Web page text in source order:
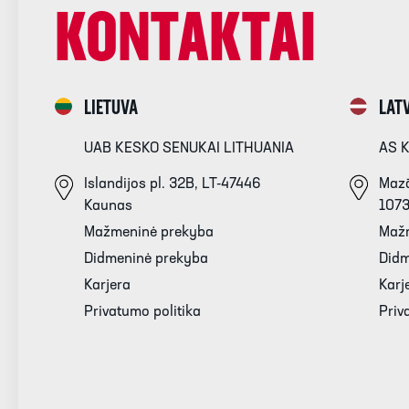
KONTAKTAI
LIETUVA
UAB KESKO SENUKAI LITHUANIA
Islandijos pl. 32B, LT-47446
Kaunas
Mažmeninė prekyba
Didmeninė prekyba
Karjera
Privatumo politika
AS
1073